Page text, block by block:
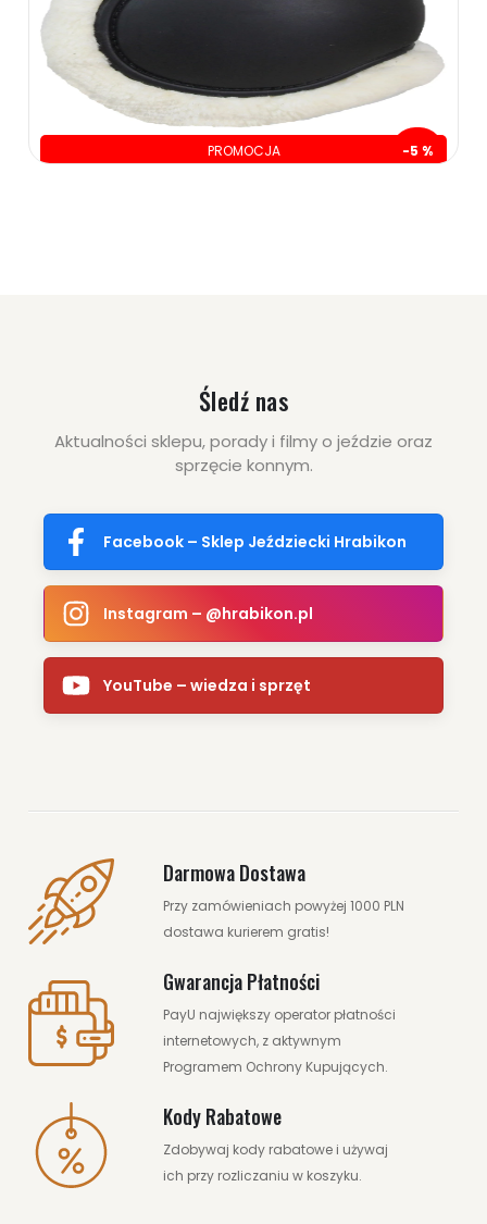
PROMOCJA -5 %
Śledź nas
Aktualności sklepu, porady i filmy o jeździe oraz
sprzęcie konnym.
Facebook – Sklep Jeździecki Hrabikon
Instagram – @hrabikon.pl
YouTube – wiedza i sprzęt
Darmowa Dostawa
Przy zamówieniach powyżej 1000 PLN
dostawa kurierem gratis!
Gwarancja Płatności
PayU największy operator płatności
internetowych, z aktywnym
Programem Ochrony Kupujących.
Kody Rabatowe
Zdobywaj kody rabatowe i używaj
ich przy rozliczaniu w koszyku.